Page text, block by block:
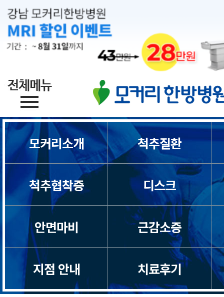
모커리소개 척추질환
척추협착증 디스크
안면마비 근감소증
지점 안내 치료후기
목디스크
목통증
일자목/거북목